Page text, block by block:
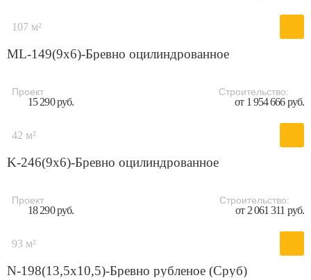
107 м²
ML-149(9х6)-Бревно оцилиндрованное
Проект
15 290 руб.
Строительство:
от 1 954 666 руб.
42 м²
K-246(9х6)-Бревно оцилиндрованное
Проект
18 290 руб.
Строительство:
от 2 061 311 руб.
93 м²
N-198(13,5х10,5)-Бревно рубленое (Сруб)